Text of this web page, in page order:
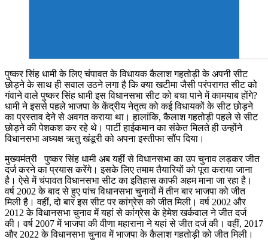
पुष्कर सिंह धामी के लिए चंपावत के विधायक कैलाश गहतोड़ी के अपनी सीट
छोड़ने के साथ ही सवाल उठने लगा है कि क्या खटीमा जैसी परंपरागत सीट को
गंवाने वाले पुष्कर सिंह धामी इस विधानसभा सीट को बचा पाने में कामयाब होंगे?
धामी ने इससे पहले भाजपा के केंद्रीय नेतृत्व को कई विधायकों के सीट छोड़ने
का प्रस्ताव देने से अवगत कराया था। हालांकि, कैलाश गहतोड़ी पहले से सीट
छोड़ने की पेशकश कर रहे थे। पार्टी हाईकमान का संकेत मिलते ही उन्होंने
विधानसभा अध्यक्ष ऋतु खंडूरी को अपना इस्तीफा सौंप दिया।
मुख्यमंत्री पुष्कर सिंह धामी अब यहीं से विधानसभा का उप चुनाव लड़कर जीत
दर्ज करने का प्रयास करेंगे। इसके लिए तमाम तैयारियों को पूरा कराया जाना
है। ऐसे में चंपावत विधानसभा सीट का इतिहास काफी अहम माना जा रहा है।
वर्ष 2002 के बाद से हुए पांच विधानसभा चुनावों में तीन बार भाजपा को जीत
मिली है। वहीं, दो बार इस सीट पर कांग्रेस को जीत मिली। वर्ष 2002 और
2012 के विधानसभा चुनाव में यहां से कांग्रेस के हेमेश खर्कवाल ने जीत दर्ज
की। वर्ष 2007 में भाजपा की वीणा महाराना ने यहां से जीत दर्ज की। वहीं, 2017
और 2022 के विधानसभा चुनाव में भाजपा के कैलाश गहतोड़ी को जीत मिली।